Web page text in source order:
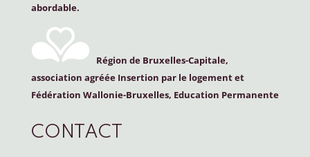
abordable.
Région de Bruxelles-Capitale,
association agréée Insertion par le logement et
Fédération Wallonie-Bruxelles, Education Permanente
CONTACT